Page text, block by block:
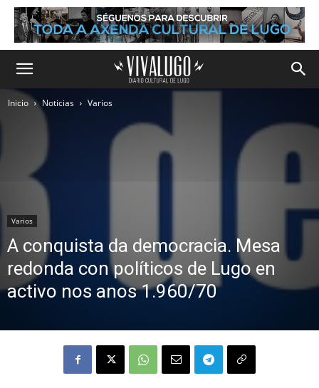
Inicio Noticias Varios
Varios
A conquista da democracia. Mesa
redonda con políticos de Lugo en
activo nos anos 1.960/70